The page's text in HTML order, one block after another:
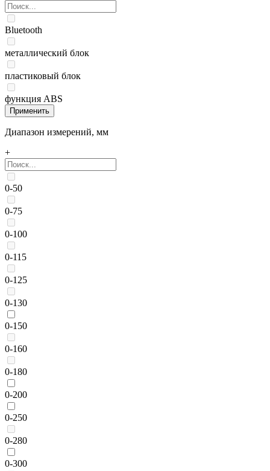
Bluetooth
металлический блок
пластиковый блок
функция ABS
Диапазон измерений, мм
+
0-50
0-75
0-100
0-115
0-125
0-130
0-150
0-160
0-180
0-200
0-250
0-280
0-300